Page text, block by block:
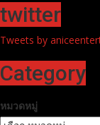
twitter
Tweets by
Category
หมวดหมู่